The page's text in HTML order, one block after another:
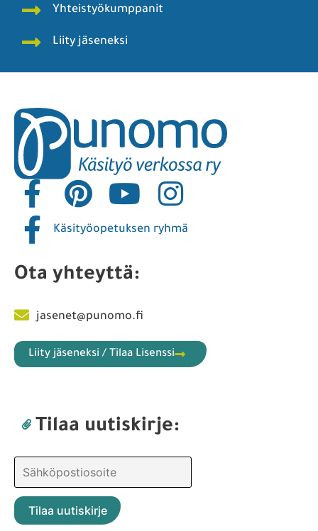
Yhteistyökumppanit
Liity jäseneksi
Käsityöopetuksen ryhmä
Ota yhteyttä:
jasenet@punomo.fi
Liity jäseneksi / Tilaa Lisenssi
Tilaa uutiskirje: